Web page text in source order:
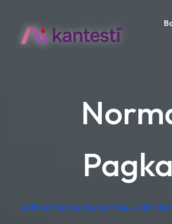
AI Blood Test Analyzer Free – Lab